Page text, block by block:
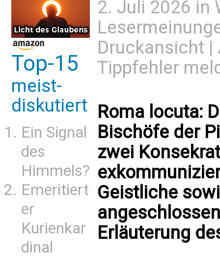
Top-15
meist-
diskutiert
Ein Signal
des
Himmels?
Emeritiert
er
Kurienkar
dinal
2. Juli 2026 in
Druckansicht |
Tippfehler
Roma locuta:
Bischöfe der
zwei
Geistliche
Erläuterung